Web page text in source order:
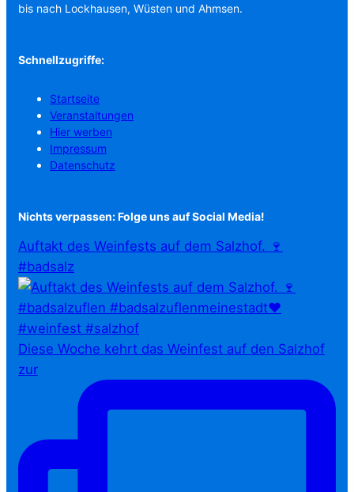
bis nach Lockhausen, Wüsten und Ahmsen.
Schnellzugriffe:
Startseite
Veranstaltungen
Hier werben
Impressum
Datenschutz
Nichts verpassen: Folge uns auf Social Media!
Auftakt des Weinfests auf dem Salzhof. 🍷
#badsalz
Diese Woche kehrt das Weinfest auf den Salzhof
zur